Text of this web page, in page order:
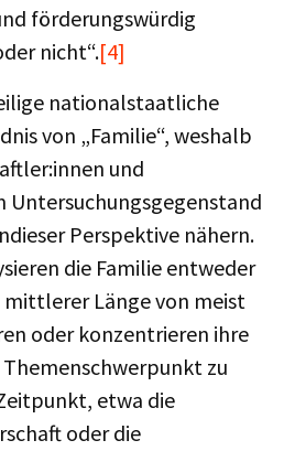
förderungswürdig
nicht“.[4]
nationalstaatliche
von „Familie“, weshalb
und
Untersuchungsgegenstand
Perspektive nähern.
die Familie entweder
Länge von meist
oder konzentrieren ihre
zu
etwa die
oder die